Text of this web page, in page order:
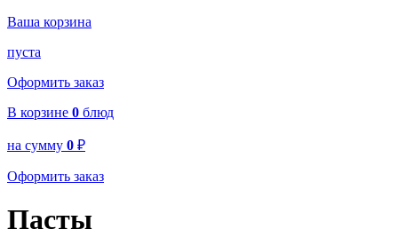
Ваша корзина
пуста
Оформить заказ
В корзине 0 блюд
на сумму 0 ₽
Оформить заказ
Пасты